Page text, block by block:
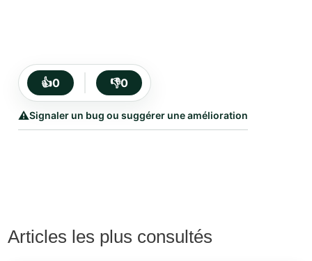
👍0 👎0
⚠️Signaler un bug ou suggérer une amélioration
Articles les plus consultés